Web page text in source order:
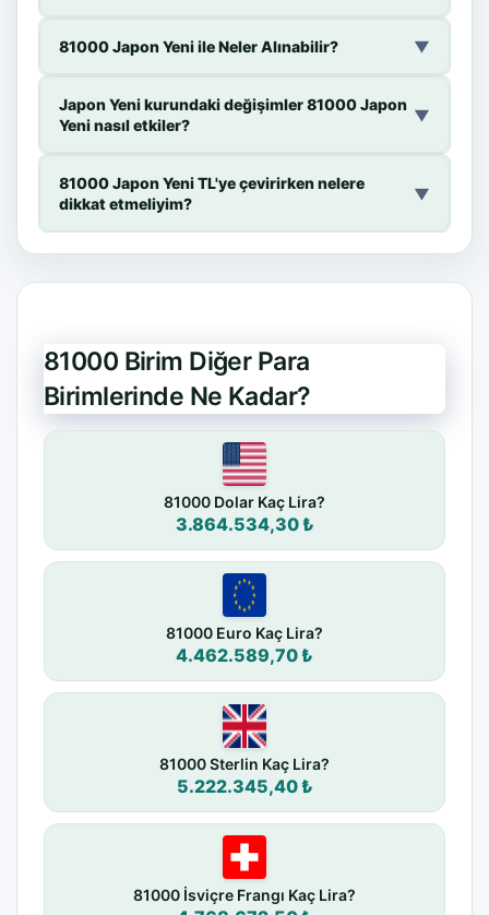
81000 Japon Yeni ile Neler Alınabilir? ▼
Japon Yeni kurundaki değişimler 81000 Japon
Yeni nasıl etkiler?
▼
81000 Japon Yeni TL'ye çevirirken nelere
dikkat etmeliyim?
▼
81000 Birim Diğer Para
Birimlerinde Ne Kadar?
81000 Dolar Kaç Lira?
3.864.534,30 ₺
81000 Euro Kaç Lira?
4.462.589,70 ₺
81000 Sterlin Kaç Lira?
5.222.345,40 ₺
81000 İsviçre Frangı Kaç Lira?